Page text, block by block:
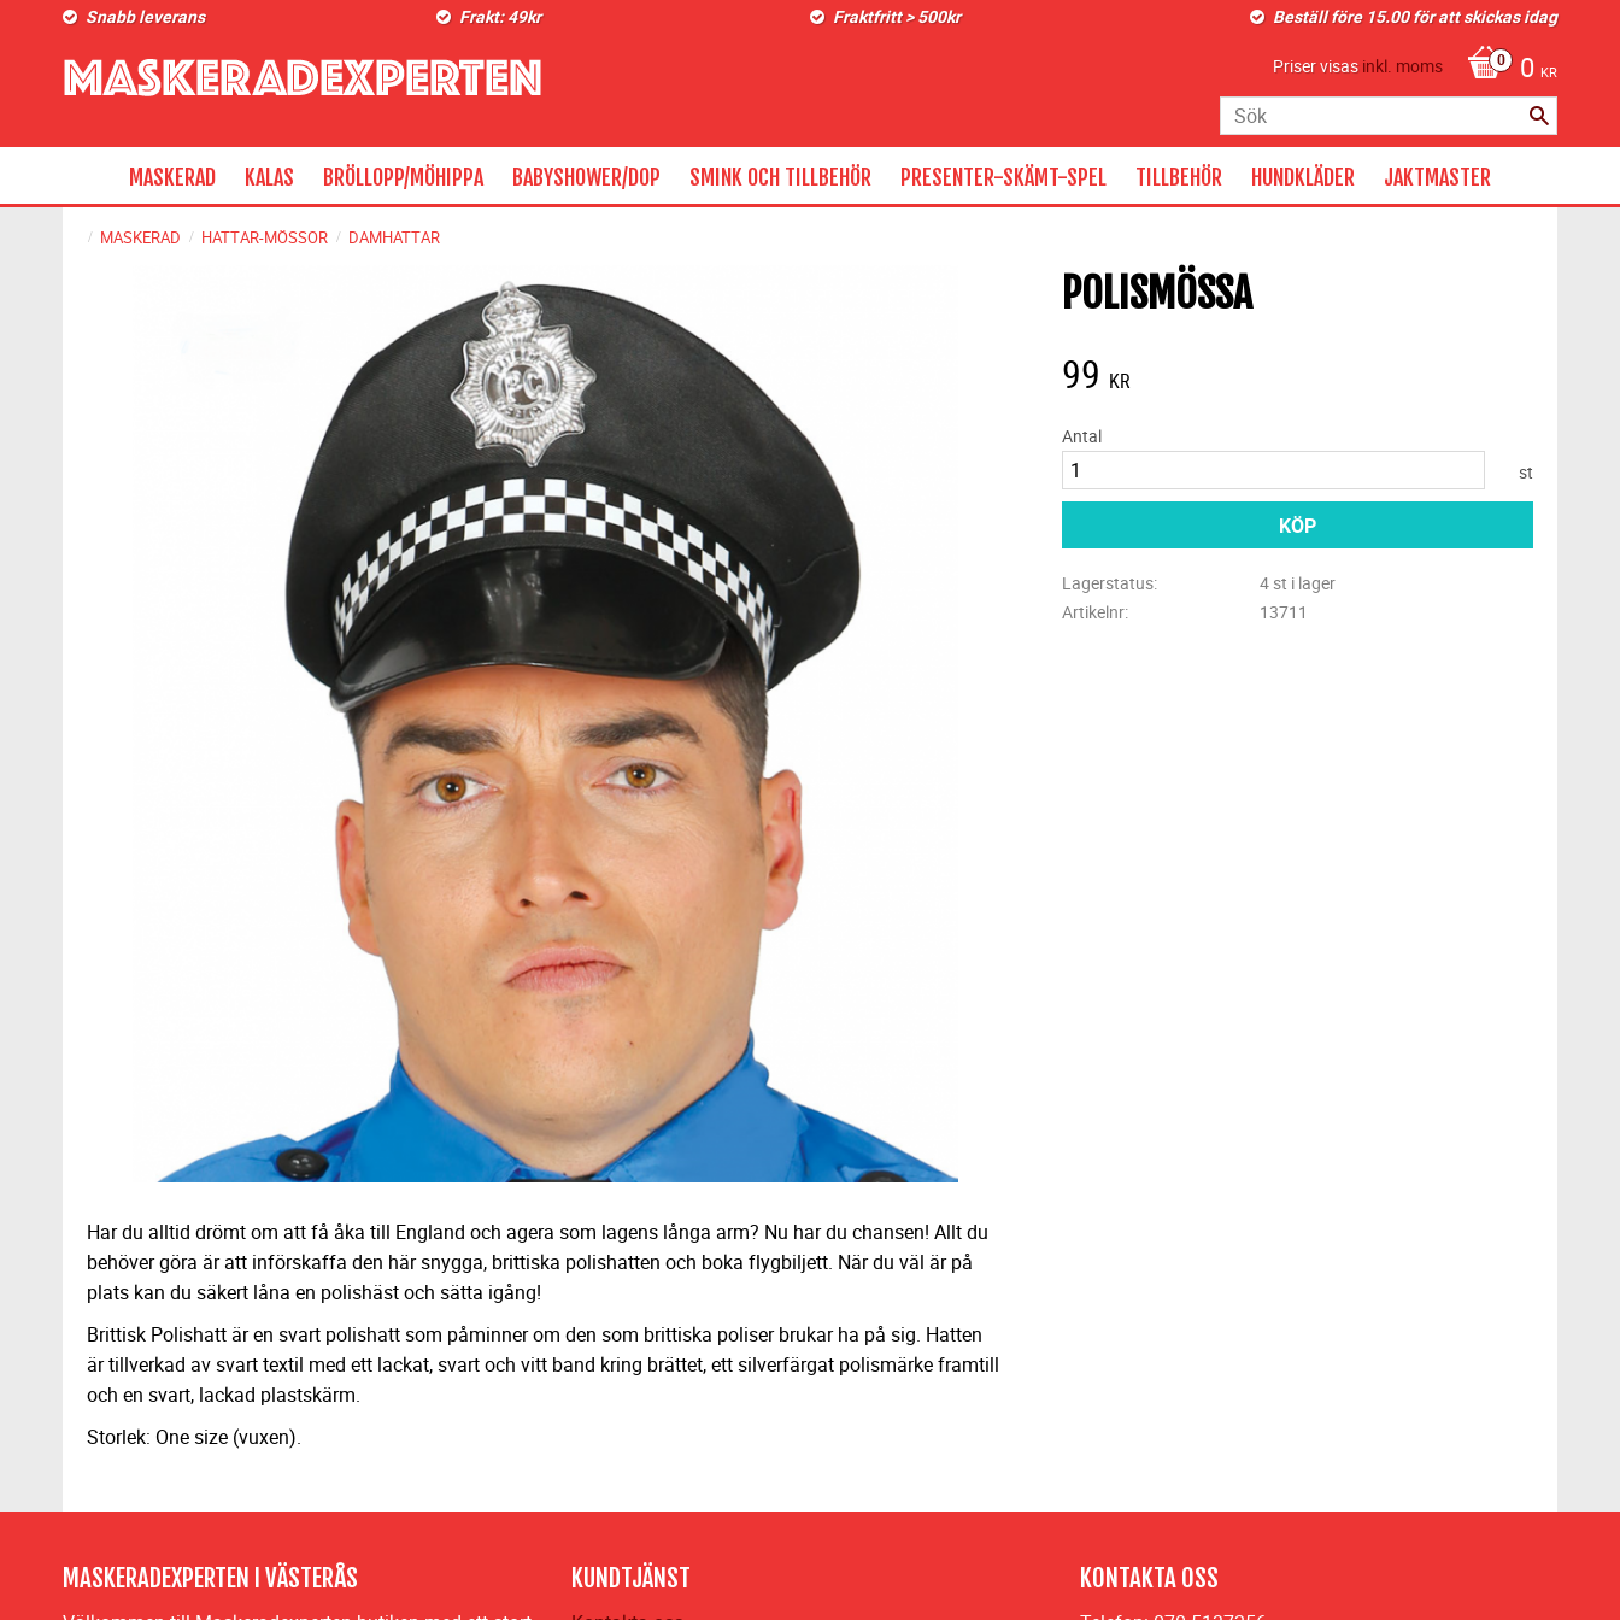
Snabb leverans Frakt: 49kr Fraktfritt > 500kr Beställ före 15.00 för att skickas idag
0 KR
Priser visasinkl. moms
MASKERAD KALAS BRÖLLOPP/MÖHIPPA BABYSHOWER/DOP SMINK OCH TILLBEHÖR PRESENTER-SKÄMT-SPEL TILLBEHÖR HUNDKLÄDER JAKTMASTER
MASKERAD HATTAR-MÖSSOR DAMHATTAR
POLISMÖSSA
99 KR
Antal
st
KÖP
Lagerstatus
4 st i lager
Artikelnr
13711
Har du alltid drömt om att få åka till England och agera som lagens långa arm? Nu har du chansen! Allt du
behöver göra är att införskaffa den här snygga, brittiska polishatten och boka flygbiljett. När du väl är på
plats kan du säkert låna en polishäst och sätta igång!
Brittisk Polishatt är en svart polishatt som påminner om den som brittiska poliser brukar ha på sig. Hatten
är tillverkad av svart textil med ett lackat, svart och vitt band kring brättet, ett silverfärgat polismärke framtill
och en svart, lackad plastskärm.
Storlek: One size (vuxen).
MASKERADEXPERTEN I VÄSTERÅS KUNDTJÄNST KONTAKTA OSS